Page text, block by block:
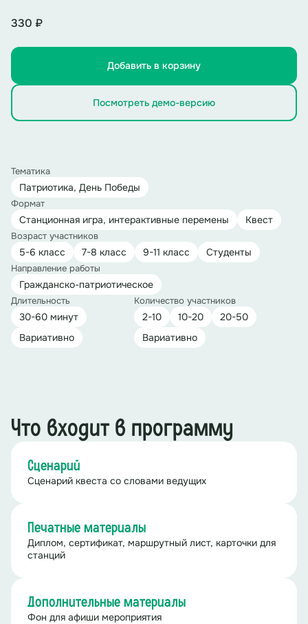
330 ₽
Добавить в корзину
Посмотреть демо-версию
Тематика
Патриотика, День Победы
Формат
Станционная игра, интерактивные перемены Квест
Возраст участников
5-6 класс 7-8 класс 9-11 класс Студенты
Направление работы
Гражданско-патриотическое
Длительность
30-60 минут
Вариативно
Количество участников
2-10 10-20
20-50
Вариативно
Что входит в программу
Сценарий
Сценарий квеста со словами ведущих
Печатные материалы
Диплом, сертификат, маршрутный лист, карточки для
станций
Дополнительные материалы
Фон для афиши мероприятия